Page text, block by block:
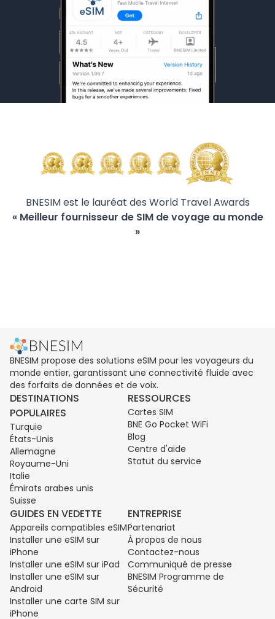
BNESIM est le lauréat des World Travel Awards
« Meilleur fournisseur de SIM de voyage au monde
»
BNESIM propose des solutions eSIM pour les voyageurs du
monde entier, garantissant une connectivité fluide avec
des forfaits de données et de voix.
DESTINATIONS
POPULAIRES
Turquie
États-Unis
Allemagne
Royaume-Uni
Italie
Émirats arabes unis
Suisse
RESSOURCES
Cartes SIM
BNE Go Pocket WiFi
Blog
Centre d'aide
Statut du service
GUIDES EN VEDETTE
Appareils compatibles eSIM
Installer une eSIM sur
iPhone
Installer une eSIM sur iPad
Installer une eSIM sur
Android
Installer une carte SIM sur
iPhone
ENTREPRISE
Partenariat
À propos de nous
Contactez-nous
Communiqué de presse
BNESIM Programme de
Sécurité